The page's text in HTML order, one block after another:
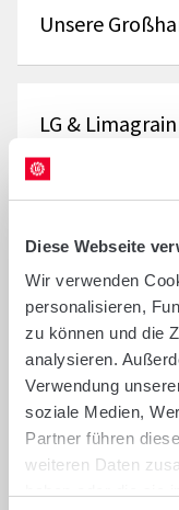
Diese Webseite
Wir verwenden
personalisieren,
zu können und die
analysieren.
Verwendung
soziale Medien,
Partner führen
weiteren Daten
Unsere
LG &
finden ...
News und
Verbände und